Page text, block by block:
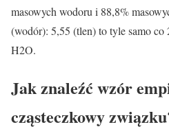
masowych wodoru i 88,8%
(wodór): 5,55 (tlen) to tyle samo
H2O.
Jak znaleźć wzór
cząsteczkowy